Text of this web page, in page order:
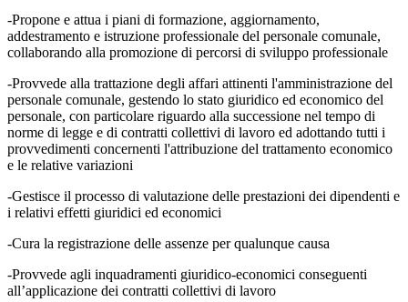
-Propone e attua i piani di formazione, aggiornamento,
addestramento e istruzione professionale del personale comunale,
collaborando alla promozione di percorsi di sviluppo professionale
-Provvede alla trattazione degli affari attinenti l'amministrazione del
personale comunale, gestendo lo stato giuridico ed economico del
personale, con particolare riguardo alla successione nel tempo di
norme di legge e di contratti collettivi di lavoro ed adottando tutti i
provvedimenti concernenti l'attribuzione del trattamento economico
e le relative variazioni
-Gestisce il processo di valutazione delle prestazioni dei dipendenti e
i relativi effetti giuridici ed economici
-Cura la registrazione delle assenze per qualunque causa
-Provvede agli inquadramenti giuridico-economici conseguenti
all’applicazione dei contratti collettivi di lavoro